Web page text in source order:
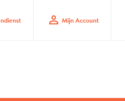
profile Mijn Account